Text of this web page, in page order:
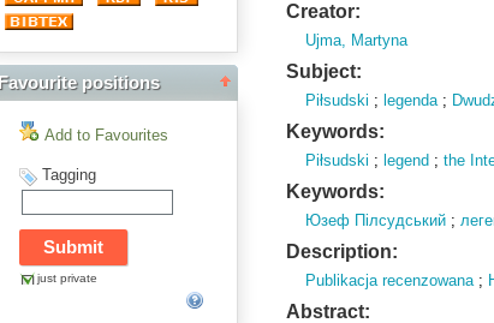
Favourite positions
Add to Favourites
Tagging
just private
Creator:
Ujma, Martyna
Subject:
Piłsudski ; legenda;
Keywords:
Piłsudski ; legend ;the
Keywords:
Юзеф Пілсудський ;
Description:
Publikacja recenzowana;
Abstract: